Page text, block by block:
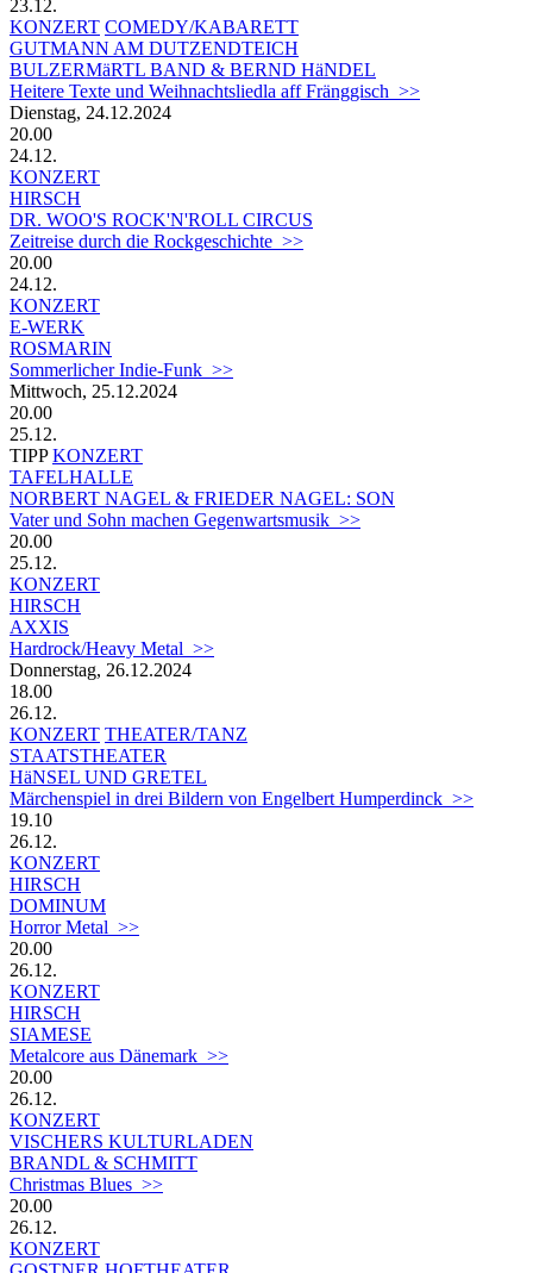
23.12.
KONZERT COMEDY/KABARETT
GUTMANN AM DUTZENDTEICH
BULZERMäRTL BAND & BERND HäNDEL
Heitere Texte und Weihnachtsliedla aff Fränggisch >>
Dienstag, 24.12.2024
20.00
24.12.
KONZERT
HIRSCH
DR. WOO'S ROCK'N'ROLL CIRCUS
Zeitreise durch die Rockgeschichte >>
20.00
24.12.
KONZERT
E-WERK
ROSMARIN
Sommerlicher Indie-Funk >>
Mittwoch, 25.12.2024
20.00
25.12.
TIPP KONZERT
TAFELHALLE
NORBERT NAGEL & FRIEDER NAGEL: SON
Vater und Sohn machen Gegenwartsmusik >>
20.00
25.12.
KONZERT
HIRSCH
AXXIS
Hardrock/Heavy Metal >>
Donnerstag, 26.12.2024
18.00
26.12.
KONZERT THEATER/TANZ
STAATSTHEATER
HäNSEL UND GRETEL
Märchenspiel in drei Bildern von Engelbert Humperdinck >>
19.10
26.12.
KONZERT
HIRSCH
DOMINUM
Horror Metal >>
20.00
26.12.
KONZERT
HIRSCH
SIAMESE
Metalcore aus Dänemark >>
20.00
26.12.
KONZERT
VISCHERS KULTURLADEN
BRANDL & SCHMITT
Christmas Blues >>
20.00
26.12.
KONZERT